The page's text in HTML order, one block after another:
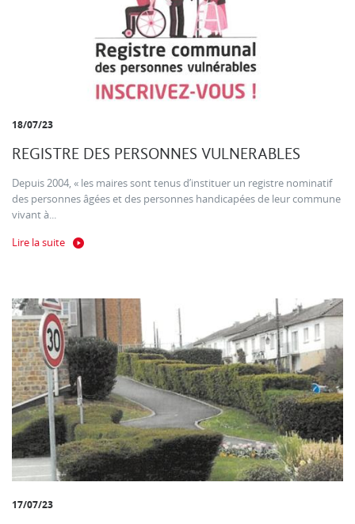
18/07/23
REGISTRE DES PERSONNES VULNERABLES
Depuis 2004, « les maires sont tenus d’instituer un registre nominatif
des personnes âgées et des personnes handicapées de leur commune
vivant à...
Lire la suite
17/07/23